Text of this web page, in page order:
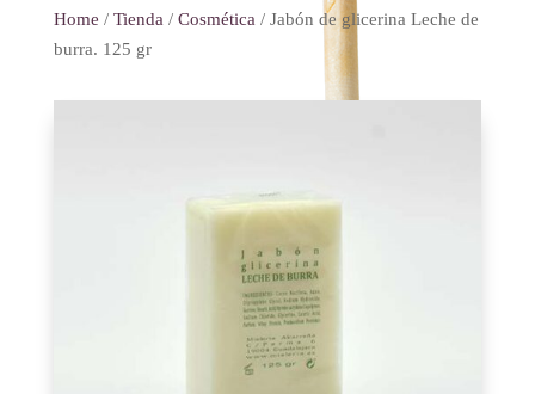
Home / Tienda / Cosmética / Jabón de glicerina Leche de
burra. 125 gr